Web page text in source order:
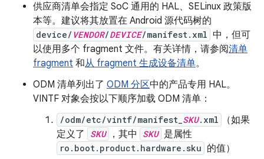
供应商清单会指定 SoC 通用的 HAL、SELinux 政策版
本等。建议将其放置在 Android 源代码树的
device/ VENDOR/DEVICE/manifest.xml 中，但可
以使用多个 fragment 文件。有关详情，请参阅清单
fragment 和从 fragment 生成设备清单。
ODM 清单列出了 ODM 分区中的产品专用 HAL。
VINTF 对象会按以下顺序加载 ODM 清单：
/odm/etc/vintf/manifest_ SKU.xml
（如果
定义了
SKU ，其中 SKU 是属性
ro.boot.product.hardware.sku 的值）